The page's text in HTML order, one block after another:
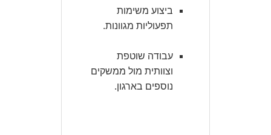
ביצוע משימות
תפעוליות מגוונות.
עבודה שוטפת
וצוותית מול ממשקים
נוספים בארגון.